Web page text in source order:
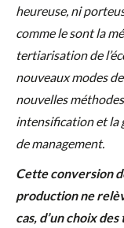
heureuse, ni
comme le sont la
tertiarisation de
nouveaux modes
nouvelles
intensification et la
de management.
Cette conversion
production ne
cas, d’un choix